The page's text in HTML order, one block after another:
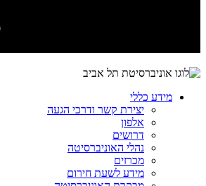
מידע כללי
יצירת קשר ודרכי הגעה
אלפון
דרושים
נהלי האוניברסיטה
מכרזים
מידע לשעת חירום